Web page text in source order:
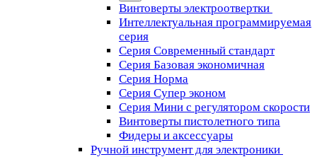
Винтоверты электроотвертки
Интеллектуальная программируемая
серия
Серия Современный стандарт
Серия Базовая экономичная
Серия Норма
Серия Cупер эконом
Серия Мини с регулятором скорости
Винтоверты пистолетного типа
Фидеры и аксессуары
Ручной инструмент для электроники